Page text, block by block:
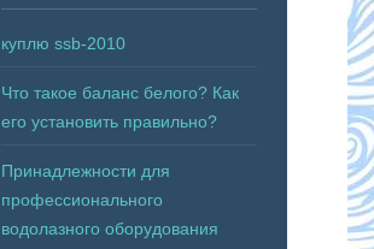
куплю ssb-2010
Что такое баланс белого? Как
его установить правильно?
Принадлежности для
профессионального
водолазного оборудования